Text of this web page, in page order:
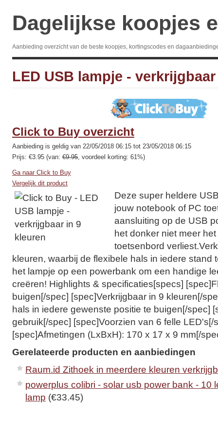
Dagelijkse koopjes
Aanbieding overzicht van de beste koopjes, kortingscodes en
LED USB lampje -
Click to Buy overzicht
Aanbieding is geldig van 22/05/2018 06:15 tot 23/05/2018 06:15
Prijs: €3.95 (van: €9.95, voordeel korting: 61%)
Ga naar Click to Buy
Vergelijk dit product
Deze super heldere
jouw notebook of PC
aansluiting op de USB
het donker niet meer
toetsenbord
kleuren, waarbij de flexibele hals in iedere stand
het lampje op een powerbank om een handige
creëren! Highlights & specificaties[specs]
buigen[/spec] [spec]Verkrijgbaar in 9 kleuren[/
hals in iedere gewenste positie te buigen[/spec]
gebruik[/spec] [spec]Voorzien van 6 felle LED's[/
[spec]Afmetingen (LxBxH): 170 x 17 x 9 mm[/
Gerelateerde producten en aanbiedingen
Raum.id Zithoek in meerdere kleuren
powerplus colibri - solar usb power bank - 10
lamp (€33.45)